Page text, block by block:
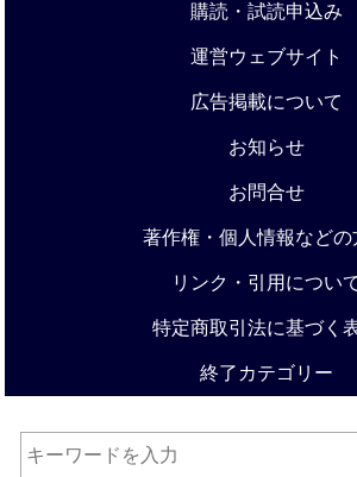
購読・試読申込み
運営ウェブサイト
広告掲載について
お知らせ
お問合せ
著作権・個人情報などの
リンク・引用につい
特定商取引法に基づく
終了カテゴリー